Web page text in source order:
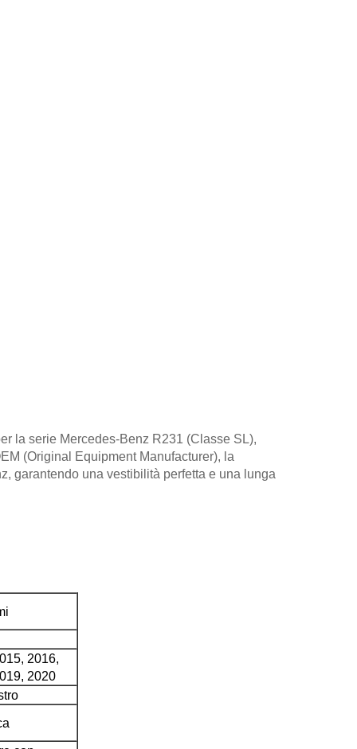
la serie Mercedes-Benz R231 (Classe SL),
(Original Equipment Manufacturer), la
garantendo una vestibilità perfetta e una lunga
2016,
2020